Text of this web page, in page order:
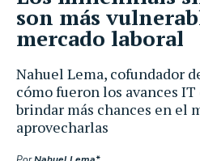
Nahuel Lema, cofundador
cómo fueron los avances
brindar más chances en el
aprovecharlas
son más
mercado laboral